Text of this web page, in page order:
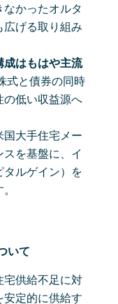
かったオルタ
げる取り組み
はもはや主流
式と債券の同時
低い収益源へ
国大手住宅メー
を基盤に、イ
ルゲイン）を
いて
供給不足に対
安定的に供給す